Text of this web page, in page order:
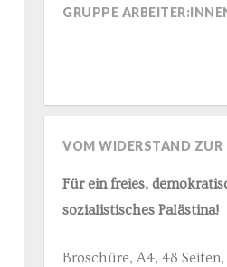
GRUPPE
VOM WIDERSTAND ZUR
Für ein freies,
sozialistisches Palästina!
Broschüre, A4, 48